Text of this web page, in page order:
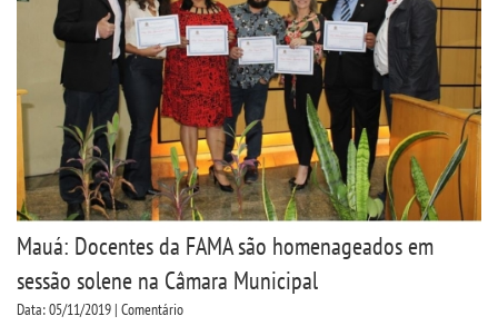
Mauá: Docentes da FAMA são homenageados em
sessão solene na Câmara Municipal
Data: 05/11/2019 | Comentário